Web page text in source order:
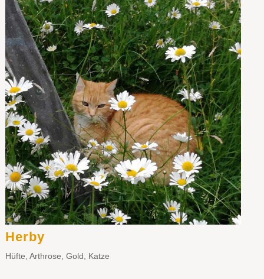
Herby
Hüfte Arthrose Gold Katze